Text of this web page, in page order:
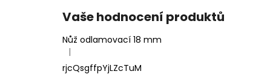
Vaše hodnocení produktů
Nůž odlamovací 18 mm
Hodnocení produktu je 4 z 5 hvězdiček.
|
rjcQsgffpYjLZcTuM